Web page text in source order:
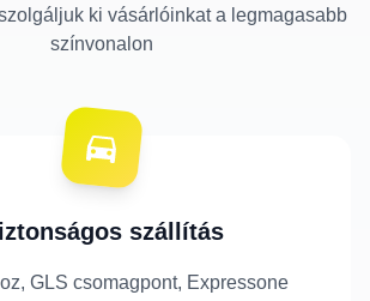
ki vásárlóinkat a legmagasabb
színvonalon
szállítás
GLS csomagpont, Expressone